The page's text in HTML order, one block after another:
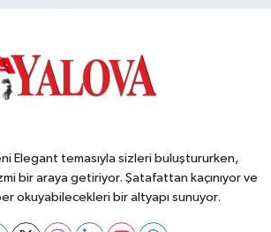
Elegant temasıyla sizleri buluştururken,
bir araya getiriyor. Şatafattan kaçınıyor ve
okuyabilecekleri bir altyapı sunuyor.